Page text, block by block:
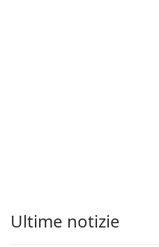
Ultime notizie